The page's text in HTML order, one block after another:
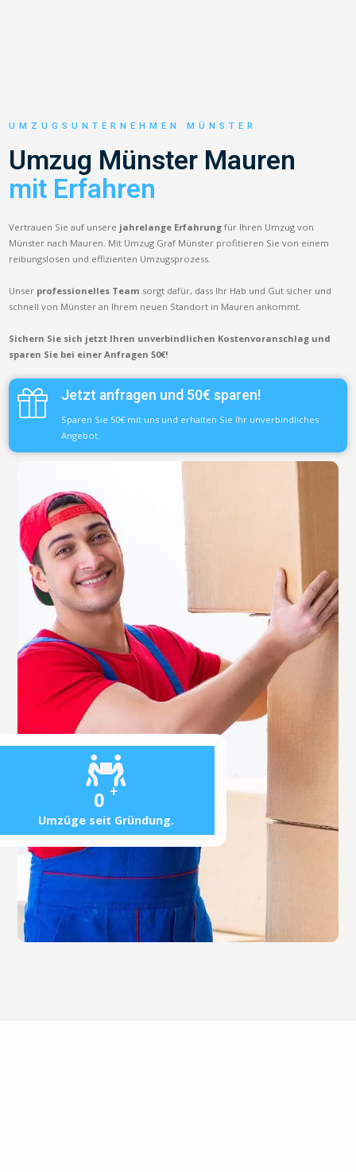
0 +
Umzüge seit Gründung.
UMZUGSUNTERNEHMEN MÜNSTER
Umzug Münster Mauren
mit Erfahren
Vertrauen Sie auf unsere jahrelange Erfahrung für Ihren Umzug von
Münster nach Mauren. Mit Umzug Graf Münster profitieren Sie von einem
reibungslosen und effizienten Umzugsprozess.
Unser professionelles Team sorgt dafür, dass Ihr Hab und Gut sicher und
schnell von Münster an Ihrem neuen Standort in Mauren ankommt.
Sichern Sie sich jetzt Ihren unverbindlichen Kostenvoranschlag und
sparen Sie bei einer Anfragen 50€!
Jetzt anfragen und 50€ sparen!
Sparen Sie 50€ mit uns und erhalten Sie Ihr unverbindliches
Angebot.